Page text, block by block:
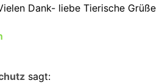
Dank- liebe Tierische Grüße
sagt: